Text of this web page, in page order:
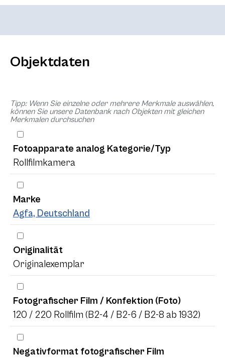
Objektdaten
Tipp: Wenn Sie einzelne oder mehrere Merkmale auswählen,
können Sie unsere Datenbank nach Objekten mit gleichen
Merkmalen durchsuchen
Fotoapparate analog Kategorie/Typ
Rollfilmkamera
Marke
Agfa, Deutschland
Originalität
Originalexemplar
Fotografischer Film / Konfektion (Foto)
120 / 220 Rollfilm (B2-4 / B2-6 / B2-8 ab 1932)
Negativformat fotografischer Film